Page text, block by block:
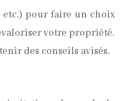
etc.) pour faire un choix
votre propriété.
des conseils avisés.